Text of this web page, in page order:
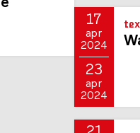
17
apr
2024
23
apr